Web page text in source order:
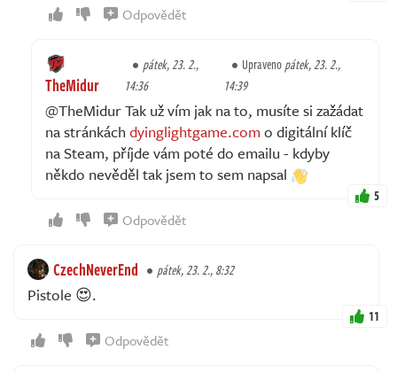
Odpovědět
TheMidur
pátek, 23. 2.,
14:36
Upravenopátek, 23. 2.,
14:39
@TheMidur Tak už vím jak na to, musíte si zažádat
na stránkách dyinglightgame.com o digitální klíč
na Steam, příjde vám poté do emailu - kdyby
někdo nevěděl tak jsem to sem napsal
5
Odpovědět
CzechNeverEnd pátek, 23. 2., 8:32
Pistole 😍.
11
Odpovědět